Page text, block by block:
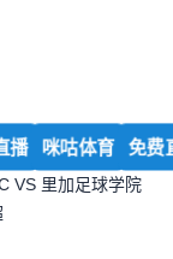
播 咪咕体育 免费
VS 里加足球学院